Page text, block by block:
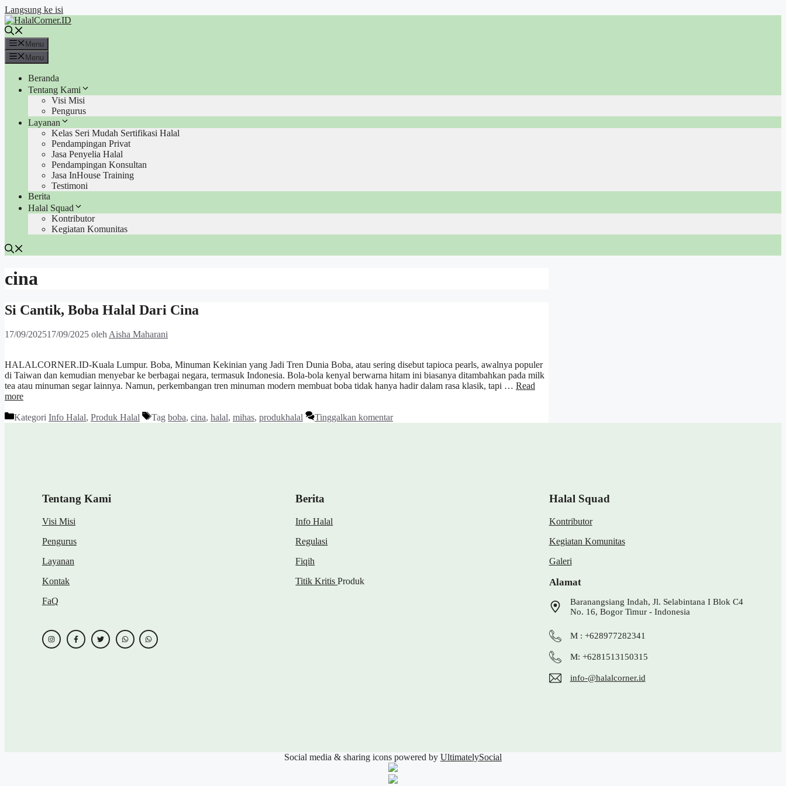
Langsung ke isi
Menu
Menu
Beranda
Tentang Kami
Visi Misi
Pengurus
Layanan
Kelas Seri Mudah Sertifikasi Halal
Pendampingan Privat
Jasa Penyelia Halal
Pendampingan Konsultan
Jasa InHouse Training
Testimoni
Berita
Halal Squad
Kontributor
Kegiatan Komunitas
cina
Si Cantik, Boba Halal Dari Cina
17/09/202517/09/2025 olehAisha Maharani
HALALCORNER.ID-Kuala Lumpur. Boba, Minuman Kekinian yang Jadi Tren Dunia Boba, atau sering disebut tapioca pearls, awalnya populer
di Taiwan dan kemudian menyebar ke berbagai negara, termasuk Indonesia. Bola-bola kenyal berwarna hitam ini biasanya ditambahkan pada milk
tea atau minuman segar lainnya. Namun, perkembangan tren minuman modern membuat boba tidak hanya hadir dalam rasa klasik, tapi … Read
more
Kategori Info Halal, Produk Halal Tag boba, cina, halal, mihas, produkhalal Tinggalkan komentar
Tentang Kami
Visi Misi
Pengurus
Layanan
Kontak
FaQ
Berita
Info Halal
Regulasi
Fiqih
Titik KritisProduk
Halal Squad
Kontributor
Kegiatan Komunitas
Galeri
Alamat
Baranangsiang Indah, Jl. Selabintana I Blok C4
No. 16, Bogor Timur - Indonesia
M : +628977282341
M: +6281513150315
info-@halalcorner.id
Social media & sharing icons powered by UltimatelySocial